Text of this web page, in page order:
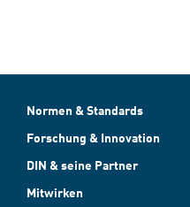
Normen & Standards
Forschung & Innovation
DIN & seine Partner
Mitwirken